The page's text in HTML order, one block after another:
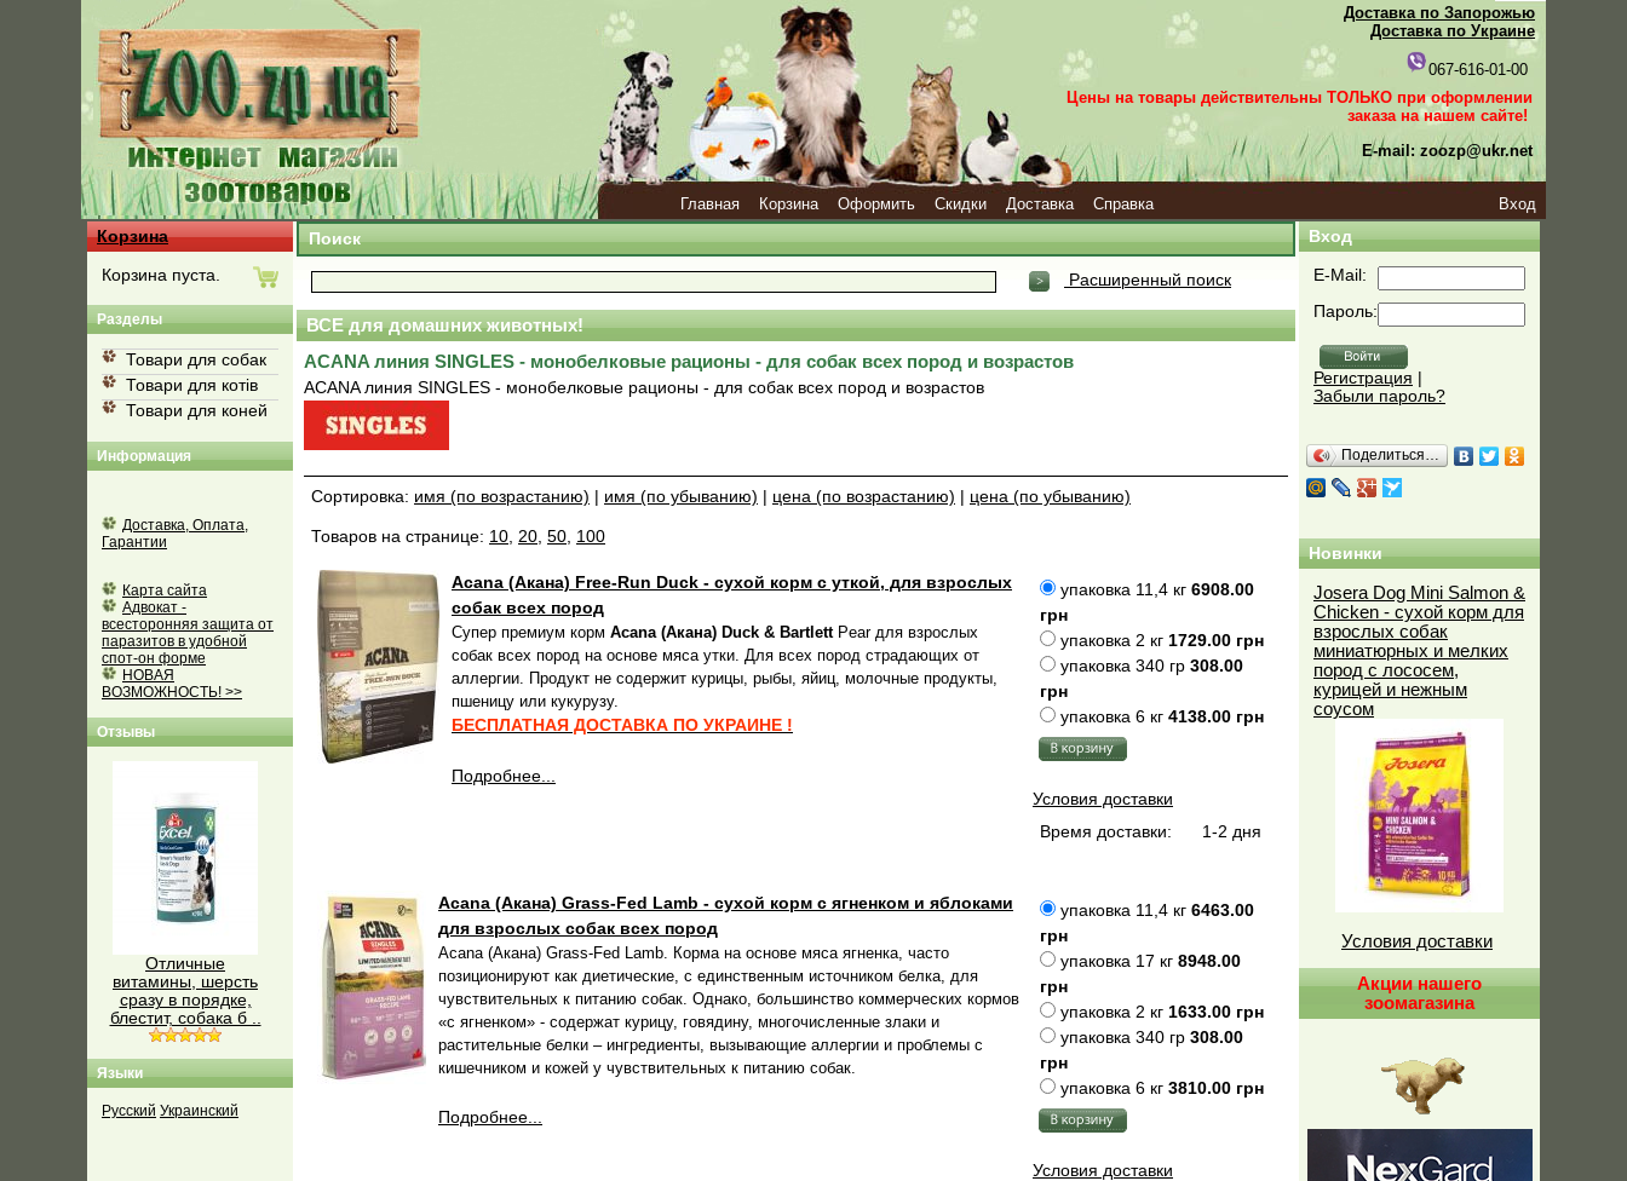
Доставка по Запорожью
Доставка по Украине
067-616-01-00
Цены на товары действительны ТОЛЬКО при оформлении
заказа на нашем сайте!
E-mail: zoozp@ukr.net
Главная Корзина Оформить Скидки Доставка Справка
Вход
Корзина
Корзина пуста.
Разделы
Товари для собак
Товари для котів
Товари для коней
Информация
Доставка, Оплата,
Гарантии
Карта сайта
Адвокат -
всесторонняя защита от
паразитов в удобной
спот-он форме
НОВАЯ
ВОЗМОЖНОСТЬ! >>
Отзывы
Отличные
витамины, шерсть
сразу в порядке,
блестит, собака б ..
Языки
Русский Украинский
Поиск
Расширенный поиск
ВСЕ для домашних животных!
ACANA линия SINGLES - монобелковые рационы - для собак всех пород и возрастов
ACANA линия SINGLES - монобелковые рационы - для собак всех пород и возрастов
Сортировка: имя (по возрастанию) | имя (по убыванию) | цена (по возрастанию) | цена (по убыванию)
Товаров на странице: 10 20 50 100
Acana (Акана) Free-Run Duck - сухой корм с уткой, для взрослых
собак всех пород
Супер премиум корм Acana (Акана) Duck & BartlettPear для взрослых
собак всех пород на основе мяса утки. Для всех пород страдающих от
аллергии. Продукт не содержит курицы, рыбы, яйиц, молочные продукты,
пшеницу или кукурузу.
БЕСПЛАТНАЯ ДОСТАВКА ПО УКРАИНЕ !
Подробнее...
упаковка 11,4 кг 6908.00
грн
упаковка 2 кг 1729.00 грн
упаковка 340 гр 308.00
грн
упаковка 6 кг 4138.00 грн
Условия доставки
Время доставки:
1-2 дня
Acana (Акана) Grass-Fed Lamb - сухой корм с ягненком и яблоками
для взрослых собак всех пород
Acana (Акана) Grass-Fed Lamb. Корма на основе мяса ягненка, часто
позиционируют как диетические, с единственным источником белка, для
чувствительных к питанию собак. Однако, большинство коммерческих кормов
«с ягненком» - содержат курицу, говядину, многочисленные злаки и
растительные белки – ингредиенты, вызывающие аллергии и проблемы с
кишечником и кожей у чувствительных к питанию собак.
Подробнее...
упаковка 11,4 кг 6463.00
грн
упаковка 17 кг 8948.00
грн
упаковка 2 кг 1633.00 грн
упаковка 340 гр 308.00
грн
упаковка 6 кг 3810.00 грн
Условия доставки
Вход
E-Mail:
Пароль:
Регистрация
Забыли пароль?
Поделиться…
Новинки
Josera Dog Mini Salmon &
Chicken - сухой корм для
взрослых собак
миниатюрных и мелких
пород с лососем,
курицей и нежным
соусом
Условия доставки
Акции нашего
зоомагазина